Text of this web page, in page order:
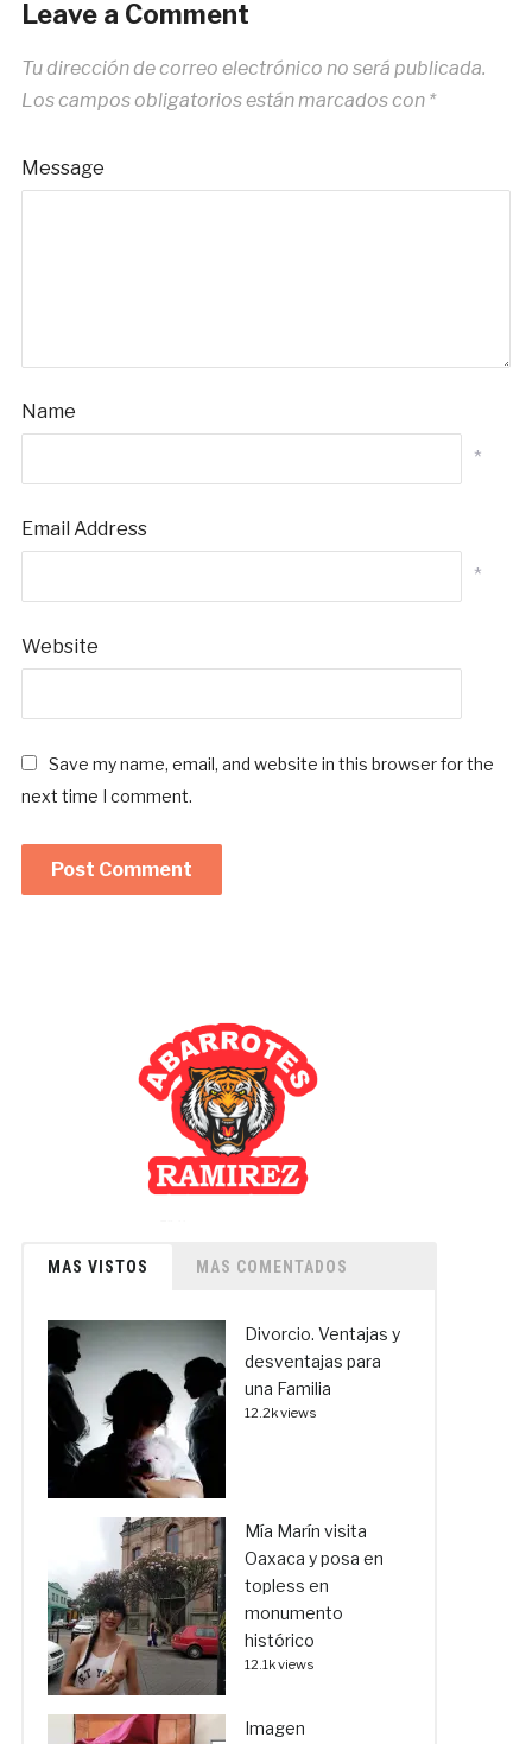
Leave a Comment
Tu dirección de correo electrónico no será publicada.
Los campos obligatorios están marcados con *
Message
Name
*
Email Address
*
Website
Save my name, email, and website in this browser for the
next time I comment.
MAS VISTOS MAS COMENTADOS
Divorcio. Ventajas y
desventajas para
una Familia
12.2k views
Mía Marín visita
Oaxaca y posa en
topless en
monumento
histórico
12.1k views
Imagen